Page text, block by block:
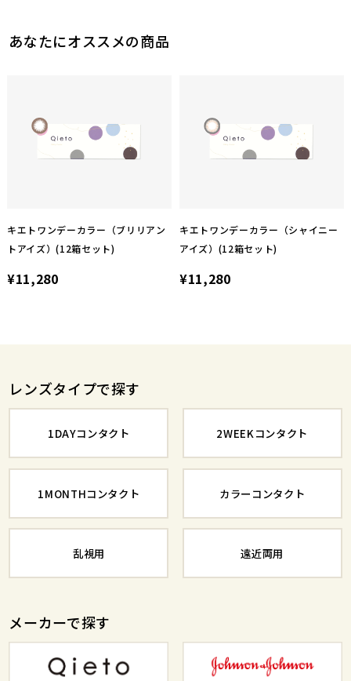
あなたにオススメの商品
キエトワンデーカラー（ブリリアン
トアイズ）(12箱セット)
¥11,280
キエトワンデーカラー（シャイニー
アイズ）(12箱セット)
¥11,280
レンズタイプで探す
1DAYコンタクト 2WEEKコンタクト
1MONTHコンタクト カラーコンタクト
乱視用 遠近両用
メーカーで探す